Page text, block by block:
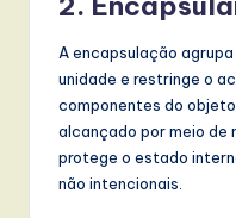
A encapsulação
unidade e restringe o
componentes do
alcançado por meio de
protege o estado
não intencionais.